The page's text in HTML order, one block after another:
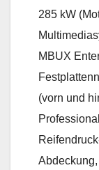
285 kW
MBUX
(vorn und